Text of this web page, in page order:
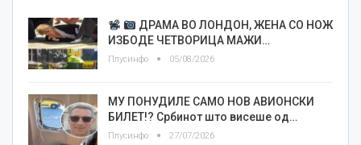
ДРАМА ВО ЛОНДОН, ЖЕНА СО НОЖ
ИЗБОДЕ ЧЕТВОРИЦА МАЖИ…
Плусинфо 05/08/2026
МУ ПОНУДИЛЕ САМО НОВ АВИОНСКИ
БИЛЕТ!? Србинот што висеше од…
Плусинфо 27/07/2026